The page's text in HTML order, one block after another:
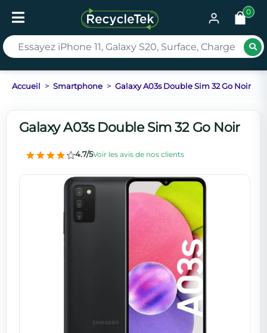
0
Accueil Smartphone Galaxy A03s Double Sim 32 Go Noir
Galaxy A03s Double Sim 32 Go Noir
4.7/5Voir les avis de nos clients